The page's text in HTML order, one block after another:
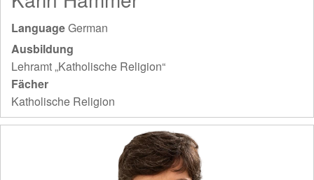
LanguageGerman
Ausbildung
Lehramt „Katholische Religion“
Fächer
Katholische Religion